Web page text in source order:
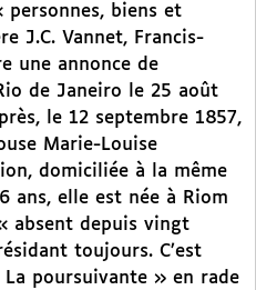
biens et
J.C. Vannet, Francis-
une annonce de
de Janeiro le 25 août
le 12 septembre 1857,
Marie-Louise
domiciliée à la même
ans, elle est née à Riom
absent depuis vingt
toujours. C’est
poursuivante » en rade